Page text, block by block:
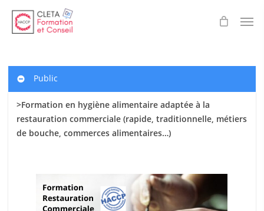
main
Public
>Formation en hygiène alimentaire adaptée à la
restauration commerciale (rapide, traditionnelle, métiers
de bouche, commerces alimentaires…)